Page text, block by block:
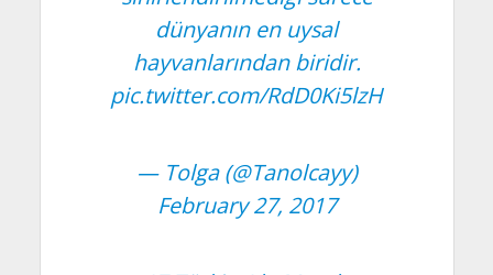
dünyanın en uysal
hayvanlarından biridir.
pic.twitter.com/RdD0Ki5lzH
— Tolga (@Tanolcayy)
February 27, 2017